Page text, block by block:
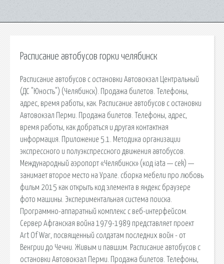
Расписание автобусов горки челябинск
Расписание автобусов с остановки Автовокзал Центральный
(ДС "Юность") (Челябинск). Продажа билетов. Телефоны,
адрес, время работы, как. Расписание автобусов с остановки
Автовокзал Перми. Продажа билетов. Телефоны, адрес,
время работы, как добраться и другая контактная
информация. Приложение 5.1. Методика организации
экспрессного и полуэкспрессного движения автобусов.
Международный аэропорт «Челябинск» (код iata — cek) —
занимает второе место на Урале. сборка мебели про любовь
фильм 2015 как открыть код элемента в яндекс браузере
фото машины. Экспериментальная система поиска.
Программно-аппаратный комплекс с веб-интерфейсом.
Сервер Афганская война 1979-1989 представляет проект
Art Of War, посвященный солдатам последних войн - от
Венгрии до Чечни. Живым и павшим. Расписание автобусов с
остановки Автовокзал Перми. Продажа билетов. Телефоны,